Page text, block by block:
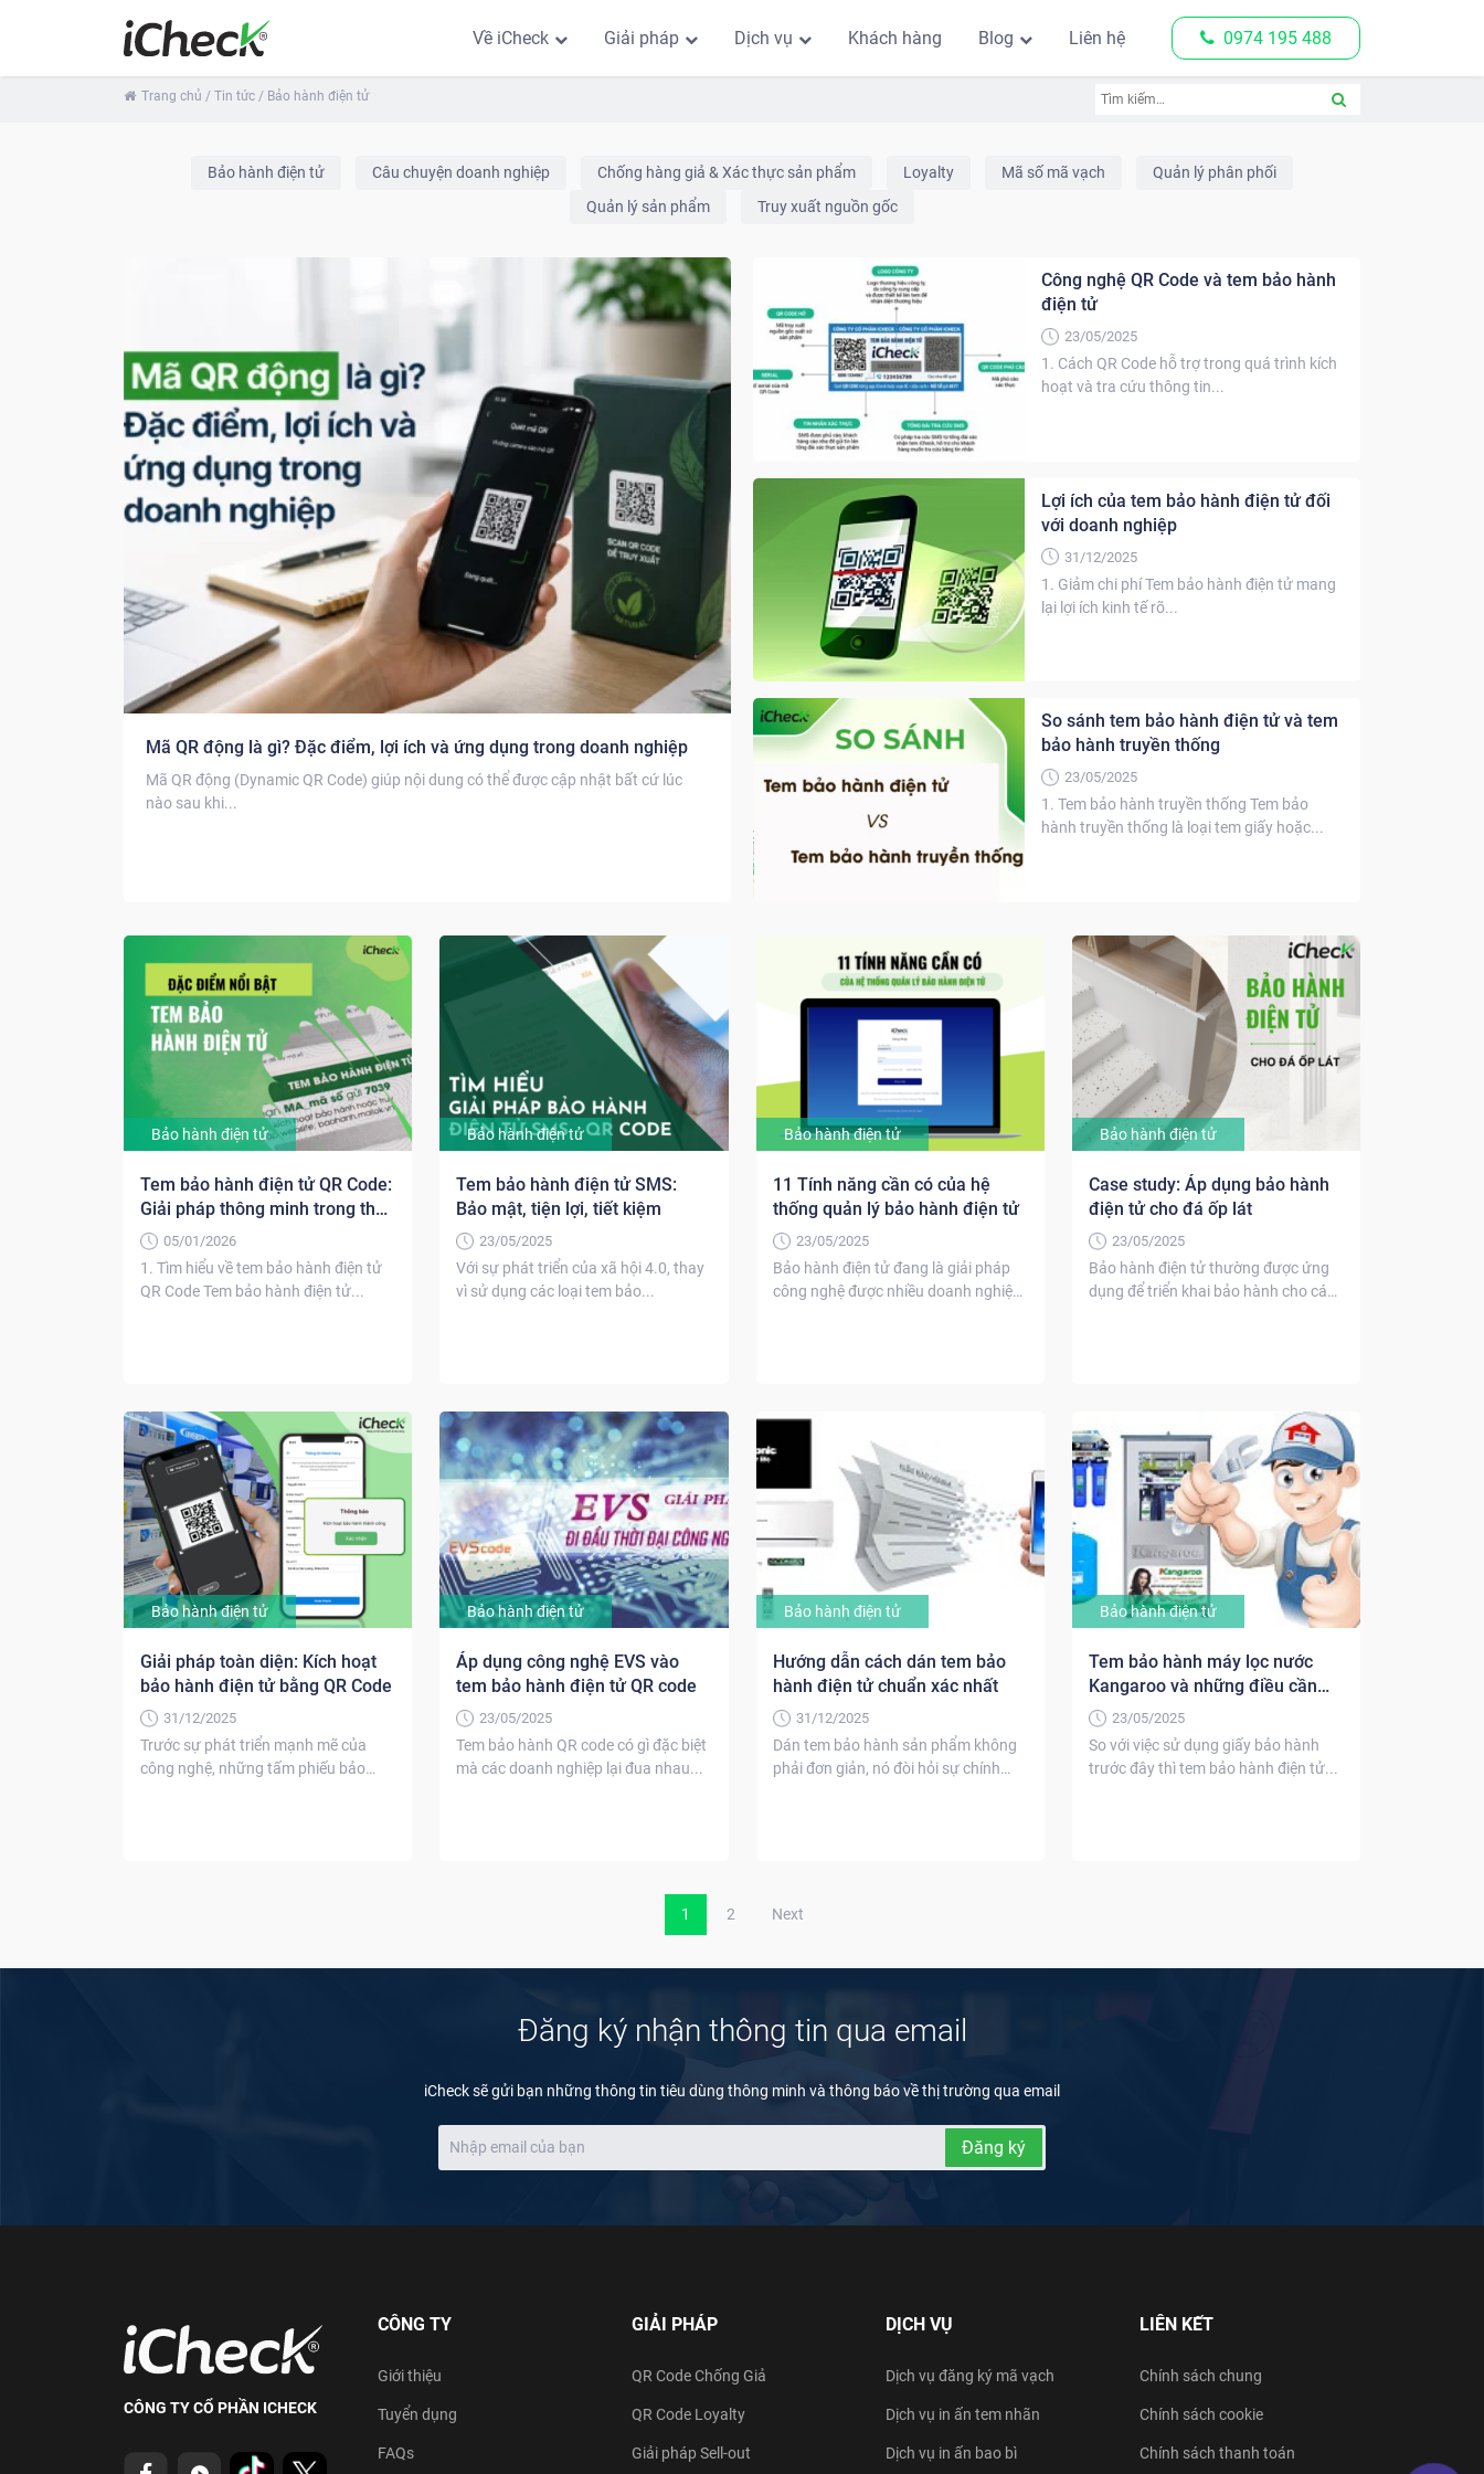
Về iCheck Giải pháp Dịch vụ Khách hàng Blog Liên hệ 0974 195 488
Trang chủ / Tin tức / Bảo hành điện tử
Bảo hành điện tử Câu chuyện doanh nghiệp Chống hàng giả & Xác thực sản phẩm Loyalty Mã số mã vạch
Quản lý phân phối
Quản lý sản phẩm
Truy xuất nguồn gốc
Mã QR động là gì? Đặc điểm, lợi ích và ứng dụng trong doanh nghiệp
Mã QR động (Dynamic QR Code) giúp nội dung có thể được cập nhật bất cứ lúc
nào sau khi...
Công nghệ QR Code và tem bảo hành
điện tử
23/05/2025
1. Cách QR Code hỗ trợ trong quá trình kích
hoạt và tra cứu thông tin...
Lợi ích của tem bảo hành điện tử đối
với doanh nghiệp
31/12/2025
1. Giảm chi phí Tem bảo hành điện tử mang
lại lợi ích kinh tế rõ...
So sánh tem bảo hành điện tử và tem
bảo hành truyền thống
23/05/2025
1. Tem bảo hành truyền thống Tem bảo
hành truyền thống là loại tem giấy hoặc...
Bảo hành điện tử
Tem bảo hành điện tử QR Code:
Giải pháp thông minh trong thời
đại số05/01/2026
1. Tìm hiểu về tem bảo hành điện tử
QR Code Tem bảo hành điện tử...
Bảo hành điện tử
Tem bảo hành điện tử SMS:
Bảo mật, tiện lợi, tiết kiệm
23/05/2025
Với sự phát triển của xã hội 4.0, thay
vì sử dụng các loại tem bảo...
Bảo hành điện tử
11 Tính năng cần có của hệ
thống quản lý bảo hành điện tử
23/05/2025
Bảo hành điện tử đang là giải pháp
công nghệ được nhiều doanh nghiệp
Bảo hành điện tử
Case study: Áp dụng bảo hành
điện tử cho đá ốp lát
23/05/2025
Bảo hành điện tử thường được ứng
dụng để triển khai bảo hành cho các
Bảo hành điện tử
Giải pháp toàn diện: Kích hoạt
bảo hành điện tử bằng QR Code
31/12/2025
Trước sự phát triển mạnh mẽ của
công nghệ, những tấm phiếu bảo
Bảo hành điện tử
Áp dụng công nghệ EVS vào
tem bảo hành điện tử QR code
23/05/2025
Tem bảo hành QR code có gì đặc biệt
mà các doanh nghiệp lại đua nhau...
Bảo hành điện tử
Hướng dẫn cách dán tem bảo
hành điện tử chuẩn xác nhất
31/12/2025
Dán tem bảo hành sản phẩm không
phải đơn giản, nó đòi hỏi sự chính
Bảo hành điện tử
Tem bảo hành máy lọc nước
Kangaroo và những điều cần
biết23/05/2025
So với việc sử dụng giấy bảo hành
trước đây thì tem bảo hành điện tử...
1 2 Next
Đăng ký nhận thông tin qua email
iCheck sẽ gửi bạn những thông tin tiêu dùng thông minh và thông báo về thị trường qua email
Đăng ký
CÔNG TY CỔ PHẦN ICHECK
CÔNG TY
Giới thiệu
Tuyển dụng
FAQs
GIẢI PHÁP
QR Code Chống Giả
QR Code Loyalty
Giải pháp Sell-out
DỊCH VỤ
Dịch vụ đăng ký mã vạch
Dịch vụ in ấn tem nhãn
Dịch vụ in ấn bao bì
LIÊN KẾT
Chính sách chung
Chính sách cookie
Chính sách thanh toán